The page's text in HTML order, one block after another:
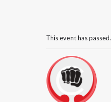
This event has passed.